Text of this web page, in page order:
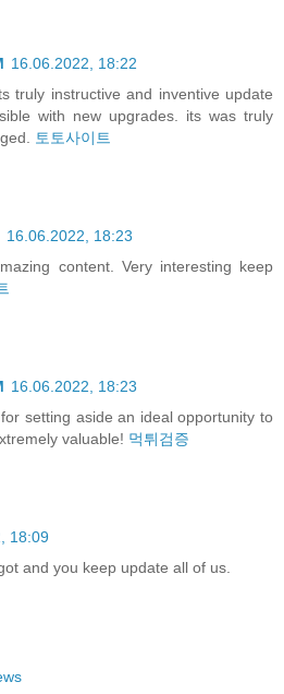
16.06.2022, 18:22
truly instructive and inventive update
with new upgrades. its was truly
토토사이트
16.06.2022, 18:23
content. Very interesting keep
16.06.2022, 18:23
setting aside an ideal opportunity to
valuable! 먹튀검증
18:09
and you keep update all of us.